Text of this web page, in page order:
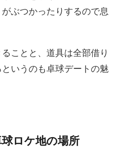
ぶつかったりするので息
ことと、道具は全部借り
いうのも卓球デートの魅
球ロケ地の場所